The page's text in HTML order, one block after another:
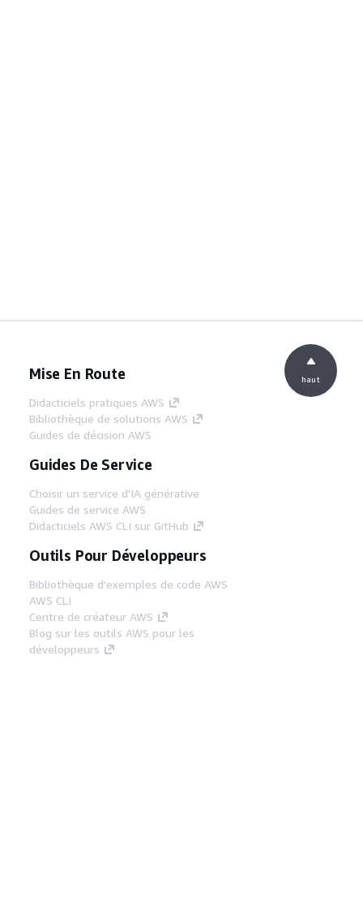
Mise En Route
Didacticiels pratiques AWS
Bibliothèque de solutions AWS
Guides de décision AWS
Guides De Service
Choisir un service d'IA générative
Guides de service AWS
Didacticiels AWS CLI sur GitHub
Outils Pour Développeurs
Bibliothèque d'exemples de code AWS
AWS CLI
Centre de créateur AWS
Blog sur les outils AWS pour les
développeurs
haut